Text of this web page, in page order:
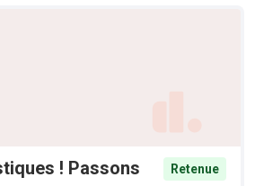
! Passons
Retenue